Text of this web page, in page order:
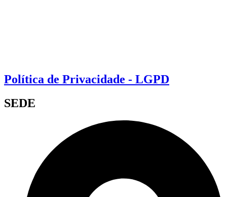
Política de Privacidade - LGPD
SEDE